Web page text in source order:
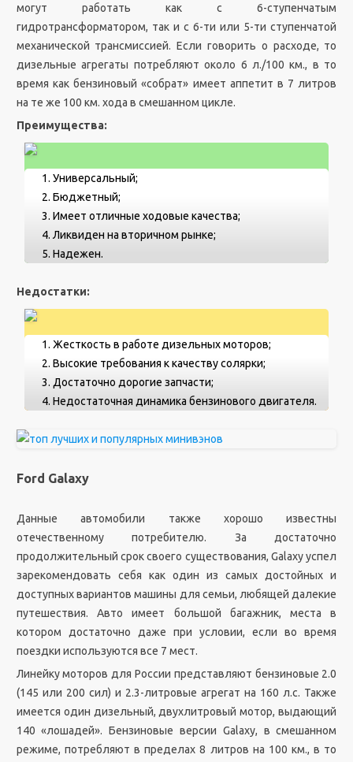
могут работать как с 6-ступенчатым
гидротрансформатором, так и с 6-ти или 5-ти ступенчатой
механической трансмиссией. Если говорить о расходе, то
дизельные агрегаты потребляют около 6 л./100 км., в то
время как бензиновый «собрат» имеет аппетит в 7 литров
на те же 100 км. хода в смешанном цикле.
Преимущества:
Универсальный;
Бюджетный;
Имеет отличные ходовые качества;
Ликвиден на вторичном рынке;
Надежен.
Недостатки:
Жесткость в работе дизельных моторов;
Высокие требования к качеству солярки;
Достаточно дорогие запчасти;
Недостаточная динамика бензинового двигателя.
Ford Galaxy
Данные автомобили также хорошо известны
отечественному потребителю. За достаточно
продолжительный срок своего существования, Galaxy успел
зарекомендовать себя как один из самых достойных и
доступных вариантов машины для семьи, любящей далекие
путешествия. Авто имеет большой багажник, места в
котором достаточно даже при условии, если во время
поездки используются все 7 мест.
Линейку моторов для России представляют бензиновые 2.0
(145 или 200 сил) и 2.3-литровые агрегат на 160 л.с. Также
имеется один дизельный, двухлитровый мотор, выдающий
140 «лошадей». Бензиновые версии Galaxy, в смешанном
режиме, потребляют в пределах 8 литров на 100 км., в то